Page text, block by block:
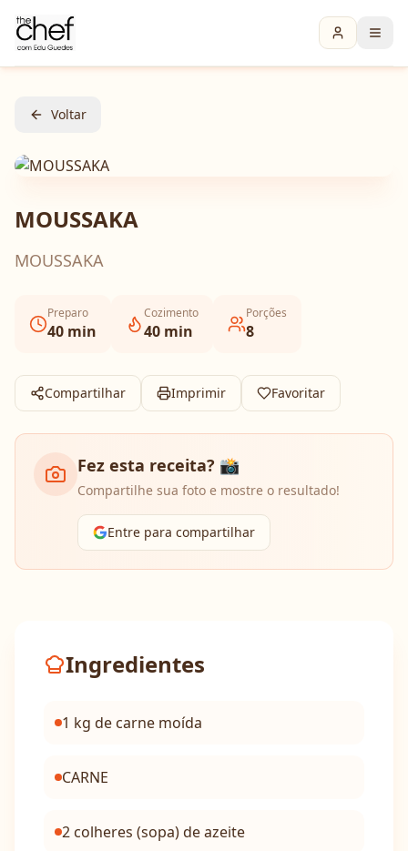
Voltar
MOUSSAKA
MOUSSAKA
Preparo
40 min
Cozimento
40 min
Porções
8
Compartilhar Imprimir Favoritar
Fez esta receita? 📸
Compartilhe sua foto e mostre o resultado!
Entre para compartilhar
Ingredientes
1 kg de carne moída
CARNE
2 colheres (sopa) de azeite